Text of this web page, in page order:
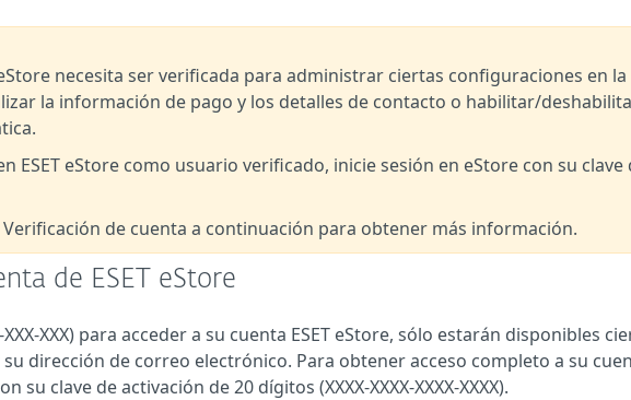
necesita ser verificada para administrar ciertas configuraciones en la
la información de pago y los detalles de contacto o habilitar/
ESET eStore como usuario verificado, inicie sesión en eStore con su clave
Verificación de cuenta a continuación para obtener más información.
de ESET eStore
XXX) para acceder a su cuenta ESET eStore, sólo estarán disponibles
dirección de correo electrónico. Para obtener acceso completo a su
su clave de activación de 20 dígitos (XXXX-XXXX-XXXX-XXXX).